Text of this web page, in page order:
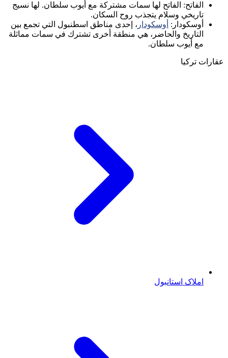
الفاتح: الفاتح لها سمات مشتركة مع أيوب سلطان. لها نسيج
تاريخي وسلام يتجذب روح السكان.
أوسكودار: أوسكودار ، إحدى مناطق اسطنبول التي تجمع بين
التاريخ والحاضر، هي منطقة أخرى تشترك في سمات مماثلة
مع أيوب سلطان.
عقارات تركيا
املاک استانبول